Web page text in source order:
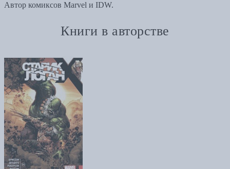
Автор комиксов Marvel и IDW.
Книги в авторстве